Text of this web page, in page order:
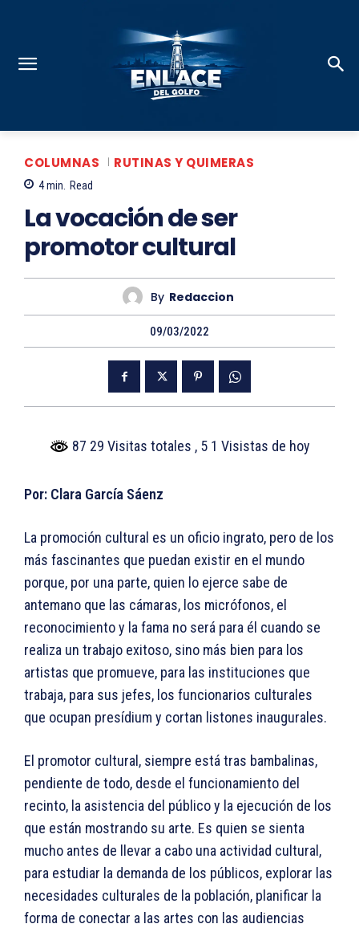
COLUMNAS RUTINAS Y QUIMERAS
4min. Read
La vocación de ser
promotor cultural
By Redaccion
09/03/2022
87 29 Visitas totales , 5 1 Visistas de hoy
Por: Clara García Sáenz
La promoción cultural es un oficio ingrato, pero de los
más fascinantes que puedan existir en el mundo
porque, por una parte, quien lo ejerce sabe de
antemano que las cámaras, los micrófonos, el
reconocimiento y la fama no será para él cuando se
realiza un trabajo exitoso, sino más bien para los
artistas que promueve, para las instituciones que
trabaja, para sus jefes, los funcionarios culturales
que ocupan presídium y cortan listones inaugurales.
El promotor cultural, siempre está tras bambalinas,
pendiente de todo, desde el funcionamiento del
recinto, la asistencia del público y la ejecución de los
que están mostrando su arte. Es quien se sienta
mucho antes de llevar a cabo una actividad cultural,
para estudiar la demanda de los públicos, explorar las
necesidades culturales de la población, planificar la
forma de conectar a las artes con las audiencias